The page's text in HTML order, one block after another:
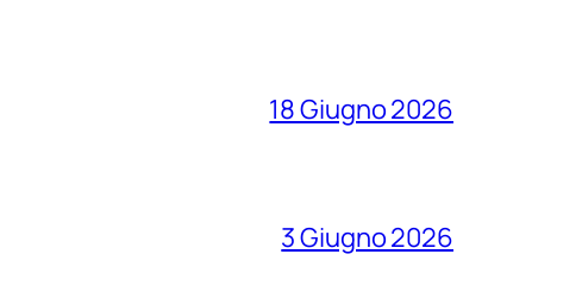
18 Giugno 2026
3 Giugno 2026